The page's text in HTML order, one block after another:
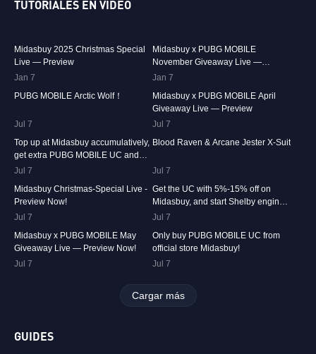
TUTORIALES EN VIDEO
Midasbuy 2025 Christmas Special
Live — Preview
Jan 7
Midasbuy x PUBG MOBILE
November Giveaway Live —
Preview Now!
Jan 7
74.8K
PUBG MOBILE Arctic Wolf！
Jul 7
42.2K
Midasbuy x PUBG MOBILE April
Giveaway Live — Preview
Jul 7
36.9K
Top up at Midasbuy accumulatively,
get extra PUBG MOBILE UC and
much more as rewards!
Jul 7
24.1K
Blood Raven & Arcane Jester X-Suit
Jul 7
15.4K
Midasbuy Christmas-Special Live -
Preview Now!
Jul 7
13.3K
Get the UC with 5%-15% off on
Midasbuy, and start Shelby engines
in PUBG MOBILE!
Jul 7
8.4K
Midasbuy x PUBG MOBILE May
Giveaway Live — Preview Now!
Jul 7
8.2K
Only buy PUBG MOBILE UC from
official store Midasbuy!
Jul 7
Cargar más
GUIDES